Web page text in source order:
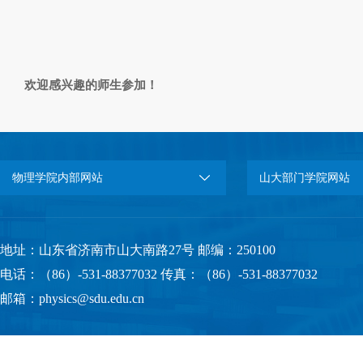
欢迎感兴趣的师生参加！
物理学院内部网站 山大部门学院网站
地址：山东省济南市山大南路27号 邮编：250100
电话：（86）-531-88377032 传真：（86）-531-88377032
邮箱：physics@sdu.edu.cn